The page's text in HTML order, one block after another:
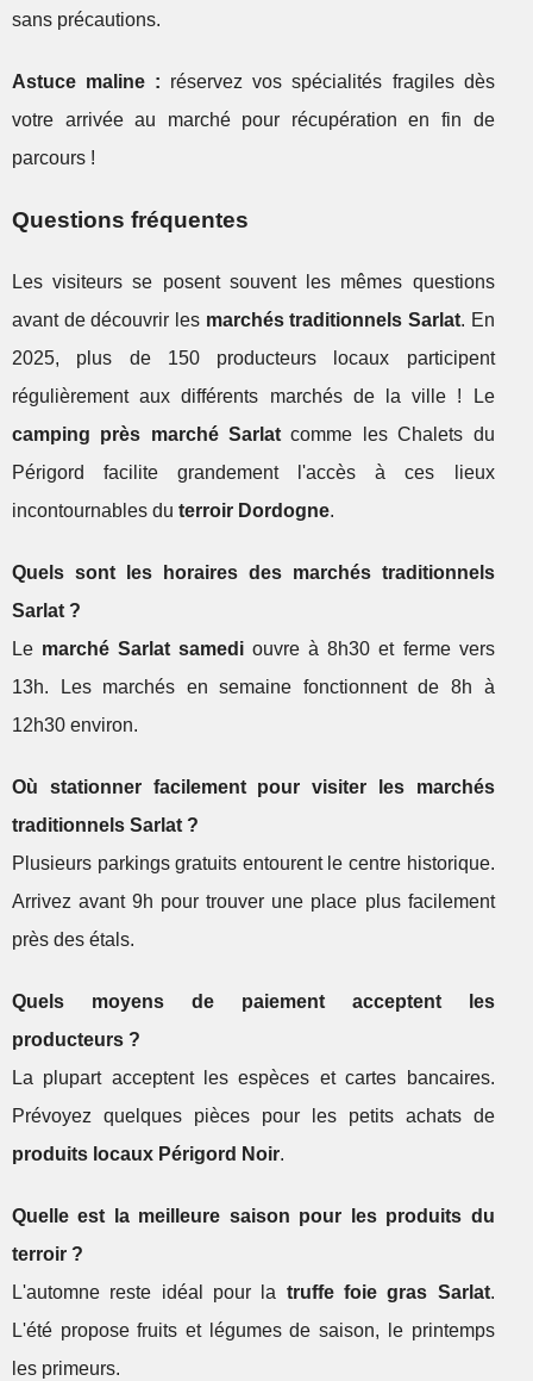
sans précautions.
Astuce maline : réservez vos spécialités fragiles dès
votre arrivée au marché pour récupération en fin de
parcours !
Questions fréquentes
Les visiteurs se posent souvent les mêmes questions
avant de découvrir les marchés traditionnels Sarlat. En
2025, plus de 150 producteurs locaux participent
régulièrement aux différents marchés de la ville ! Le
camping près marché Sarlat comme les Chalets du
Périgord facilite grandement l'accès à ces lieux
incontournables du terroir Dordogne.
Quels sont les horaires des marchés traditionnels
Sarlat ?
Le marché Sarlat samedi ouvre à 8h30 et ferme vers
13h. Les marchés en semaine fonctionnent de 8h à
12h30 environ.
Où stationner facilement pour visiter les marchés
traditionnels Sarlat ?
Plusieurs parkings gratuits entourent le centre historique.
Arrivez avant 9h pour trouver une place plus facilement
près des étals.
Quels moyens de paiement acceptent les
producteurs ?
La plupart acceptent les espèces et cartes bancaires.
Prévoyez quelques pièces pour les petits achats de
produits locaux Périgord Noir.
Quelle est la meilleure saison pour les produits du
terroir ?
L'automne reste idéal pour la truffe foie gras Sarlat.
L'été propose fruits et légumes de saison, le printemps
les primeurs.